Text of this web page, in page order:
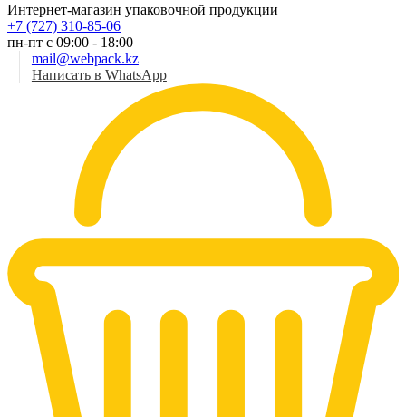
Интернет-магазин упаковочной продукции
+7 (727) 310-85-06
пн-пт с 09:00 - 18:00
mail@webpack.kz
Написать в WhatsApp